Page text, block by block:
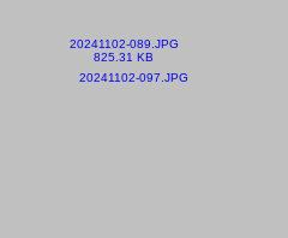
20241102-089.JPG
825.31 KB